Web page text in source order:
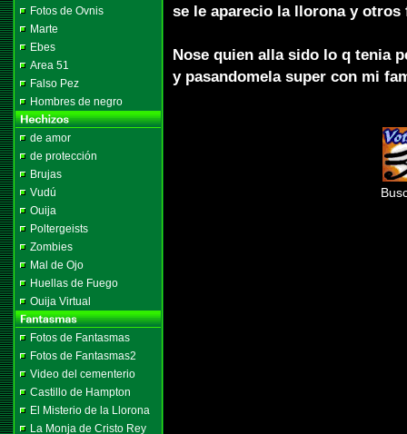
Fotos de Ovnis
Marte
Ebes
Area 51
Falso Pez
Hombres de negro
de amor
de protección
Brujas
Vudú
Ouija
Poltergeists
Zombies
Mal de Ojo
Huellas de Fuego
Ouija Virtual
Fotos de Fantasmas
Fotos de Fantasmas2
Video del cementerio
Castillo de Hampton
El Misterio de la Llorona
La Monja de Cristo Rey
se le aparecio la llorona y otros
Nose quien alla sido lo q tenia
y pasandomela super con mi